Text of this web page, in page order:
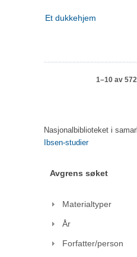
Et dukkehjem
1–10 av 572
Nasjonalbiblioteket i
Ibsen-studier
Avgrens søket
Materialtyper
År
Forfatter/person